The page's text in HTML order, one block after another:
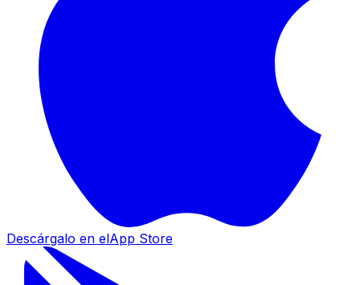
Descárgalo en elApp Store